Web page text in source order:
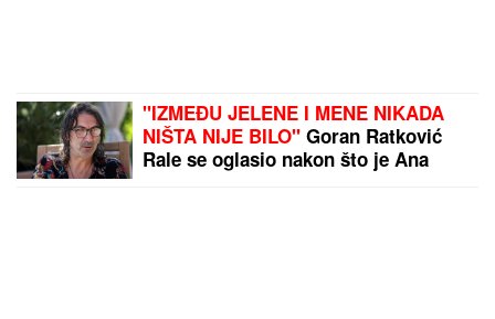
"IZMEĐU JELENE I MENE NIKADA
NIŠTA NIJE BILO" Goran Ratković
Rale se oglasio nakon što je Ana